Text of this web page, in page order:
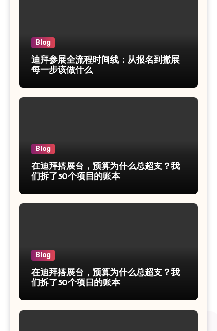
Blog
迪拜参展全流程时间线：从报名到撤展
每一步该做什么
Blog
在迪拜搭展台，预算为什么总超支？我
们拆了50个项目的账本
Blog
在迪拜搭展台，预算为什么总超支？我
们拆了50个项目的账本